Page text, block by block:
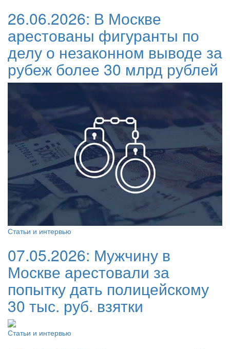
26.06.2026: В Москве
арестованы фигуранты по
делу о незаконном выводе за
рубеж более 30 млрд рублей
Статьи и интервью
07.05.2026: Мужчину в
Москве арестовали за
попытку дать полицейскому
30 тыс. руб. взятки
Статьи и интервью